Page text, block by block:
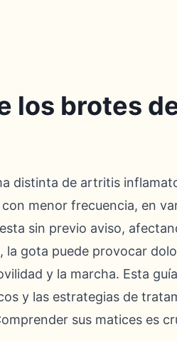
los brotes
distinta de artritis
menor frecuencia, en
sin previo aviso,
la gota puede provocar
y la marcha. Esta
y las estrategias de
sus matices es